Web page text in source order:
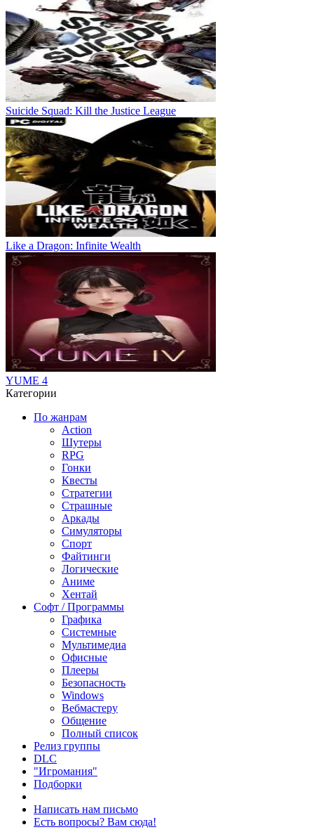
Suicide Squad: Kill the Justice League
Like a Dragon: Infinite Wealth
YUME 4
Категории
По жанрам
Action
Шутеры
RPG
Гонки
Квесты
Стратегии
Страшные
Аркады
Симуляторы
Спорт
Файтинги
Логические
Аниме
Хентай
Софт / Программы
Графика
Системные
Мультимедиа
Офисные
Плееры
Безопасность
Windows
Вебмастеру
Общение
Полный список
Релиз группы
DLC
"Игромания"
Подборки
Написать нам письмо
Есть вопросы? Вам сюда!